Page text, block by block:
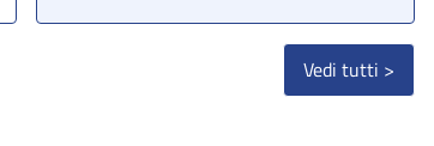
Vedi tutti >